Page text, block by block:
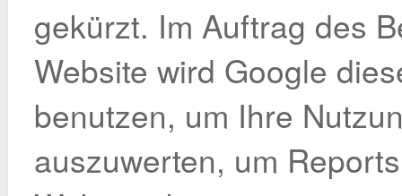
gekürzt. Im Auftrag des
Website wird Google
benutzen, um Ihre
auszuwerten, um